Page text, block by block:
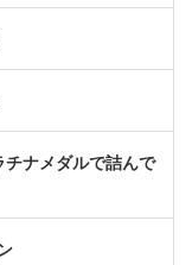
チナメダルで詰んで